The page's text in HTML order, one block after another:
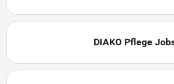
DIAKO Pflege